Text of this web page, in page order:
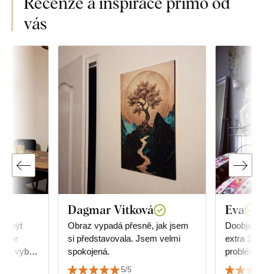
vás
být
se
si vybrat
Dagmar Vítková
Obraz vypadá přesně, jak jsem
si představovala. Jsem velmi
spokojená.
5/5
Eva
extra 17
problém,
srdečně